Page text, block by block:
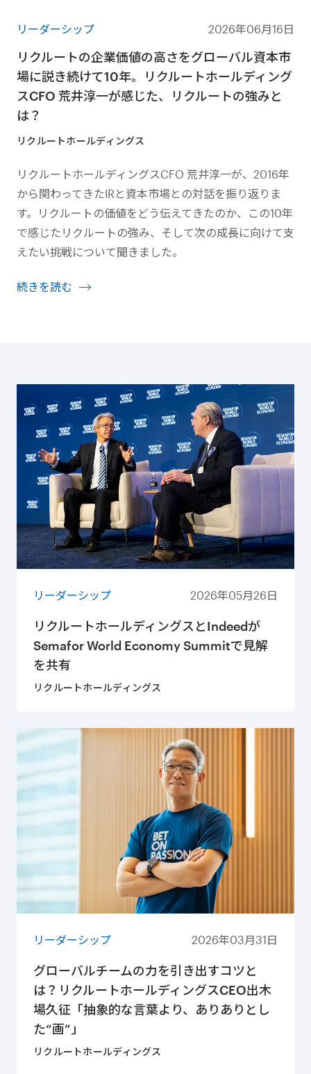
リーダーシップ 2026年06月16日
リクルートの企業価値の高さをグローバル資本市
場に説き続けて10年。リクルートホールディング
スCFO 荒井淳一が感じた、リクルートの強みと
は？
リクルートホールディングス
リクルートホールディングスCFO 荒井淳一が、2016年
から関わってきたIRと資本市場との対話を振り返りま
す。リクルートの価値をどう伝えてきたのか、この10年
で感じたリクルートの強み、そして次の成長に向けて支
えたい挑戦について聞きました。
続きを読む
リーダーシップ 2026年05月26日
リクルートホールディングスとIndeedが
Semafor World Economy Summitで見解
を共有
リクルートホールディングス
リーダーシップ 2026年03月31日
グローバルチームの力を引き出すコツと
は？リクルートホールディングスCEO出木
場久征「抽象的な言葉より、ありありとし
た“画”」
リクルートホールディングス